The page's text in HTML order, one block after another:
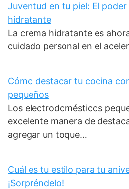
Juventud en tu piel: El
hidratante
La crema hidratante es
cuidado personal en el
Cómo destacar tu cocina
pequeños
Los electrodomésticos
excelente manera de
agregar un toque…
Cuál es tu estilo para tu
¡Sorpréndelo!